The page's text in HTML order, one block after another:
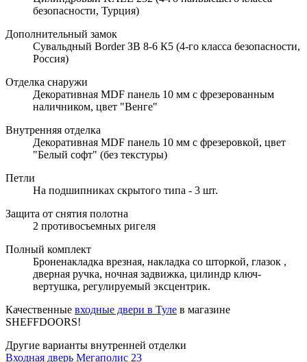
безопасности, Турция)
Дополнительный замок
Сувальдный Border ЗВ 8-6 К5 (4-го класса безопасности,
Россия)
Отделка снаружи
Декоративная MDF панель 10 мм с фрезерованным
наличником, цвет "Венге"
Внутренняя отделка
Декоративная MDF панель 10 мм с фрезеровкой, цвет
"Белый софт" (без текстуры)
Петли
На подшипниках скрытого типа - 3 шт.
Защита от снятия полотна
2 противосъемных ригеля
Полный комплект
Броненакладка врезная, накладка со шторкой, глазок ,
дверная ручка, ночная задвижка, цилиндр ключ-
вертушка, регулируемый эксцентрик.
Качественные входные двери в Туле в магазине
SHEFFDOORS!
Другие варианты внутренней отделки
Входная дверь Мегаполис 23